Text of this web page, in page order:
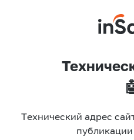
Технический адрес